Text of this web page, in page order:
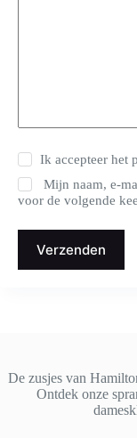
Ik accepteer het
Mijn naam, e-
voor de volgende
Verzenden
De zusjes van
Ontdek onze